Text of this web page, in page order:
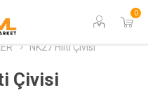
0
NK27 Hilti Çivisi
Çivisi